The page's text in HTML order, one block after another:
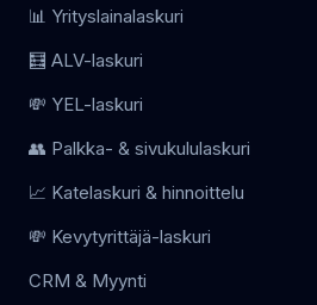
📊 Yrityslainalaskuri
🧮 ALV-laskuri
💸 YEL-laskuri
👥 Palkka- & sivukululaskuri
📈 Katelaskuri & hinnoittelu
💸 Kevytyrittäjä-laskuri
CRM & Myynti